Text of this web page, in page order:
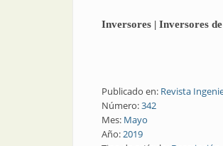
Inversores | Inversores
Publicado en: Revista
Número:342
Mes: Mayo
Año:2019